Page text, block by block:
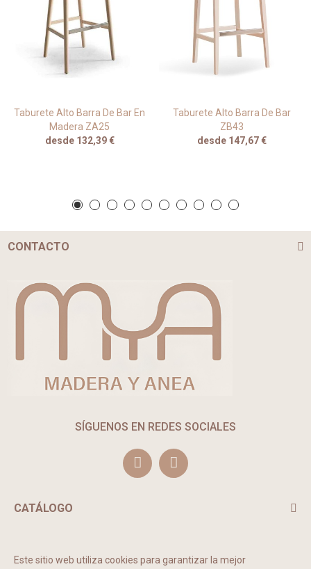
Taburete Alto Barra De Bar En
Madera ZA25
desde 132,39 €
Taburete Alto Barra De Bar
ZB43
desde 147,67 €
CONTACTO
SÍGUENOS EN REDES SOCIALES
CATÁLOGO
Este sitio web utiliza cookies para garantizar la mejor